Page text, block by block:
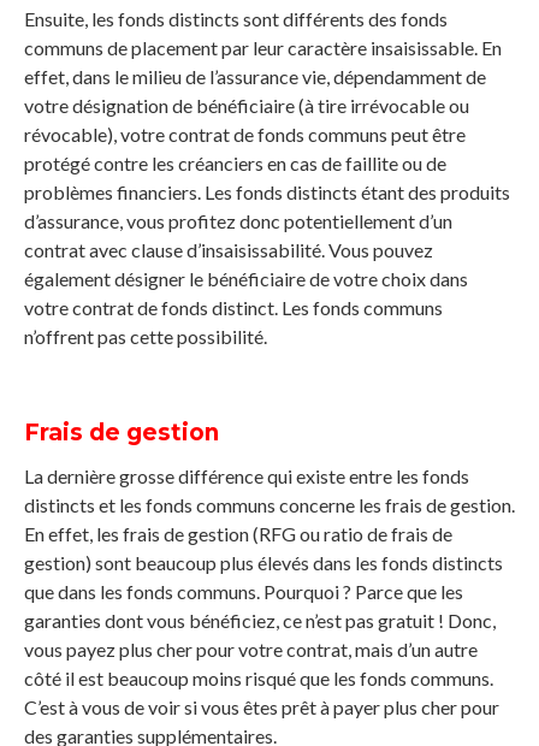
Ensuite, les fonds distincts sont différents des fonds
communs de placement par leur caractère insaisissable. En
effet, dans le milieu de l’assurance vie, dépendamment de
votre désignation de bénéficiaire (à tire irrévocable ou
révocable), votre contrat de fonds communs peut être
protégé contre les créanciers en cas de faillite ou de
problèmes financiers. Les fonds distincts étant des produits
d’assurance, vous profitez donc potentiellement d’un
contrat avec clause d’insaisissabilité. Vous pouvez
également désigner le bénéficiaire de votre choix dans
votre contrat de fonds distinct. Les fonds communs
n’offrent pas cette possibilité.
Frais de gestion
La dernière grosse différence qui existe entre les fonds
distincts et les fonds communs concerne les frais de gestion.
En effet, les frais de gestion (RFG ou ratio de frais de
gestion) sont beaucoup plus élevés dans les fonds distincts
que dans les fonds communs. Pourquoi ? Parce que les
garanties dont vous bénéficiez, ce n’est pas gratuit ! Donc,
vous payez plus cher pour votre contrat, mais d’un autre
côté il est beaucoup moins risqué que les fonds communs.
C’est à vous de voir si vous êtes prêt à payer plus cher pour
des garanties supplémentaires.